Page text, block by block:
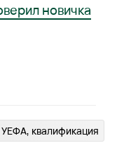
новичка
квалификация